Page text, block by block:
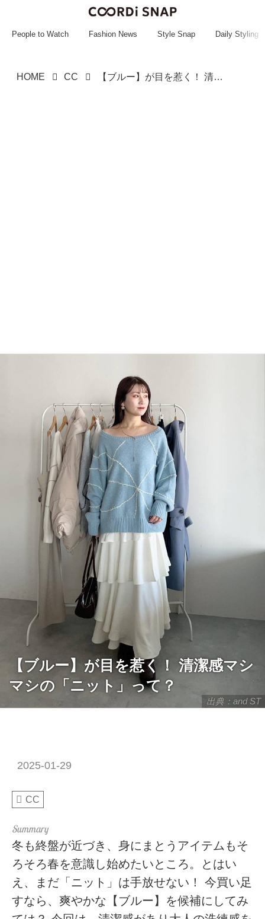
~~~~~~~~~~~
People to Watch Fashion News Style Snap Daily Styling
HOME CC 【ブルー】が目を惹く！ 清潔感マシマシの「ニット」って？
出典：and ST
【ブルー】が目を惹く！ 清潔感マシ
マシの「ニット」って？
2025-01-29
CC
冬も終盤が近づき、身にまとうアイテムもそ
ろそろ春を意識し始めたいところ。とはい
え、まだ「ニット」は手放せない！ 今買い足
すなら、爽やかな【ブルー】を候補にしてみ